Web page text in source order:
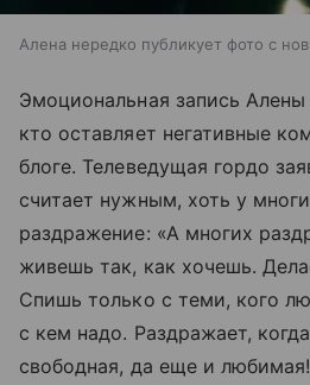
Алена нередко публикует фото с
Эмоциональная запись Алены
кто оставляет негативные
блоге. Телеведущая гордо
считает нужным, хоть у
раздражение: «А многих
живешь так, как хочешь.
Спишь только с теми, кого
с кем надо. Раздражает,
свободная, да еще и